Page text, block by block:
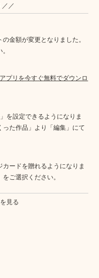
／
金額が変更となりました。
プリを今すぐ無料でダウンロ
を設定できるようになりま
た作品」より「編集」にて
ードを贈れるようになりま
ご選択ください。
見る